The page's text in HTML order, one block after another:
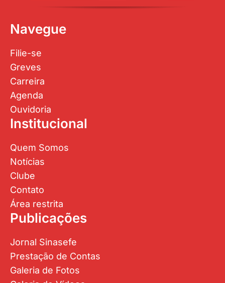
Navegue
Filie-se
Greves
Carreira
Agenda
Ouvidoria
Institucional
Quem Somos
Notícias
Clube
Contato
Área restrita
Publicações
Jornal Sinasefe
Prestação de Contas
Galeria de Fotos